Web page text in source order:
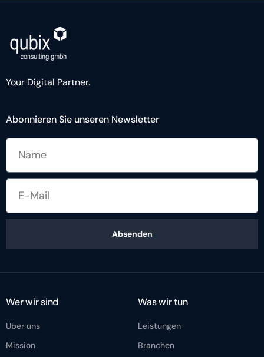
Your Digital Partner.
Abonnieren Sie unseren Newsletter
Absenden
Wer wir sind
Über uns
Mission
Was wir tun
Leistungen
Branchen